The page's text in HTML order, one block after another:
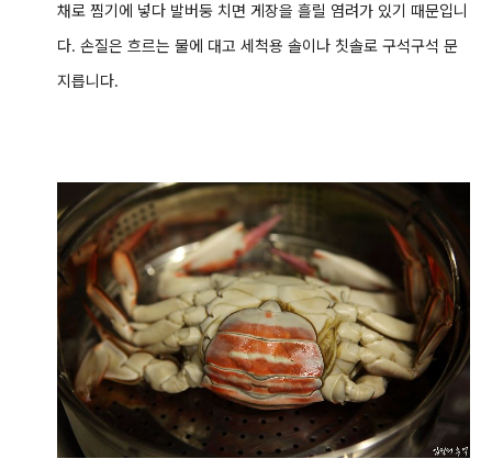
채로 찜기에 넣다 발버둥 치면 게장을 흘릴 염려가 있기 때문입니
다. 손질은 흐르는 물에 대고 세척용 솔이나 칫솔로 구석구석 문
지릅니다.